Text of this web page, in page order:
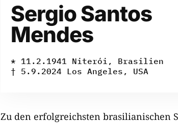
Sergio Santos
Mendes
* 11.2.1941 Niterói, Brasilien
† 5.9.2024 Los Angeles, USA
Zu den erfolgreichsten brasilianischen